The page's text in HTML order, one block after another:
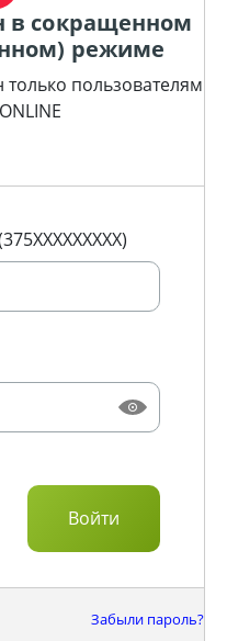
в сокращенном
режиме
только пользователям
Забыли пароль?